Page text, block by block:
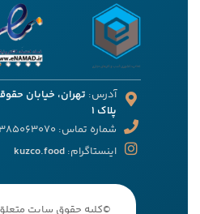
آدرس: تهران، خیابان
پلاک 1
شماره تماس: 09385063070
اینستاگرام:kuzco.food
©کلیه حقوق سایت